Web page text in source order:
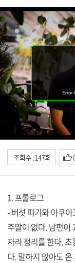
조회수 : 147회
1. 프롤로그
- 버섯 따기와 아쿠
주말이 없다. 남편이
자리 정리를 한다.
다. 말하지 않아도